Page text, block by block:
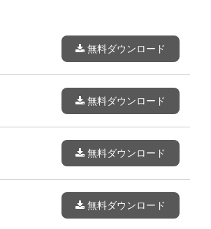
無料ダウンロード
無料ダウンロード
無料ダウンロード
無料ダウンロード